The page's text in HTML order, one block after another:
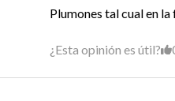
Plumones tal cual en
¿Esta opinión es útil?